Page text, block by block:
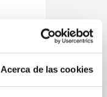
Acerca de las cookies